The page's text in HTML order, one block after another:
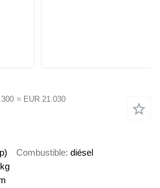
≈ EUR 21.030
Combustible diésel